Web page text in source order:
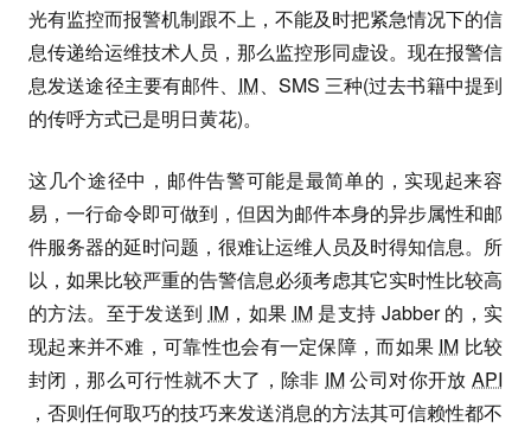
光有监控而报警机制跟不上，不能及时把紧急情况下的信
息传递给运维技术人员，那么监控形同虚设。现在报警信
息发送途径主要有邮件、 IM、SMS 三种(过去书籍中提到
的传呼方式已是明日黄花)。
这几个途径中，邮件告警可能是最简单的，实现起来容
易，一行命令即可做到，但因为邮件本身的异步属性和邮
件服务器的延时问题，很难让运维人员及时得知信息。所
以，如果比较严重的告警信息必须考虑其它实时性比较高
的方法。至于发送到 IM，如果 IM是支持 Jabber 的，实
现起来并不难，可靠性也会有一定保障，而如果 IM 比较
封闭，那么可行性就不大了，除非 IM公司对你开放 API
，否则任何取巧的技巧来发送消息的方法其可信赖性都不